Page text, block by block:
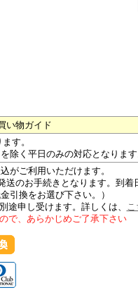
い物ガイド
す。
除く平日のみの対応となります
がご利用いただけます。
のお手続きとなります。到着
引換をお選び下さい。）
申し受けます。詳しくは、 こ
で、あらかじめご了承下さい